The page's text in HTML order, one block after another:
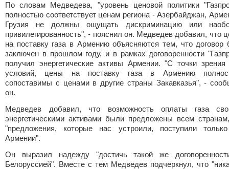
По словам Медведева, "уровень ценовой политики "
полностью соответствует ценам региона - Азербайджан,
Грузия не должны ощущать дискриминацию или
привилегированность", - пояснил он. Медведев добавил, что
на поставку газа в Армению объясняются тем, что договор
заключен в прошлом году, и в рамках договоренности
получил энергетические активы Армении. "С точки зрения
условий, цены на поставку газа в Армению
сопоставимы с ценами в другие страны Закавказья", -
он.
Медведев добавил, что возможность оплаты газа
энергетическими активами были предложены всем
"предложения, которые нас устроили, поступили
Армении".
Он выразил надежду "достичь такой же
Белоруссией". Вместе с тем Медведев подчеркнул, что